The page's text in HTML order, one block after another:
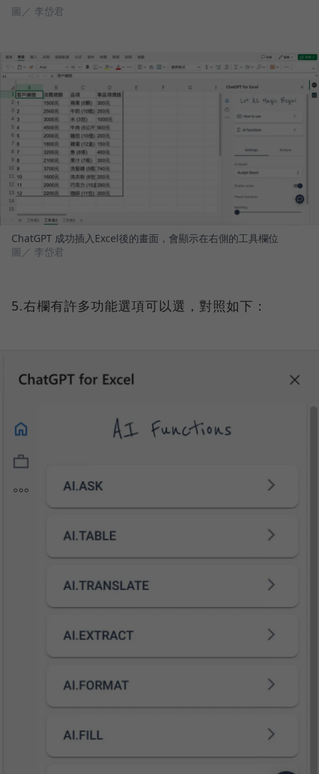
圖／ 李岱君
ChatGPT 成功插入Excel後的畫面，會顯示在右側的工具欄位
圖／ 李岱君
5.右欄有許多功能選項可以選，對照如下：